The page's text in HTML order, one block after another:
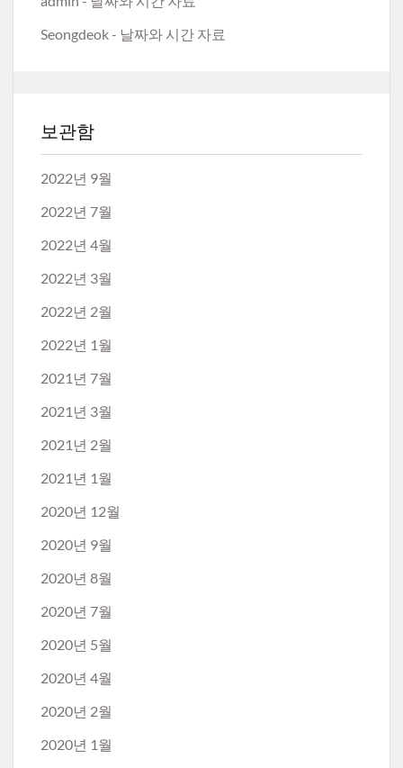
Seongdeok- 날짜와 시간 자료
보관함
2022년 9월
2022년 7월
2022년 4월
2022년 3월
2022년 2월
2022년 1월
2021년 7월
2021년 3월
2021년 2월
2021년 1월
2020년 12월
2020년 9월
2020년 8월
2020년 7월
2020년 5월
2020년 4월
2020년 2월
2020년 1월